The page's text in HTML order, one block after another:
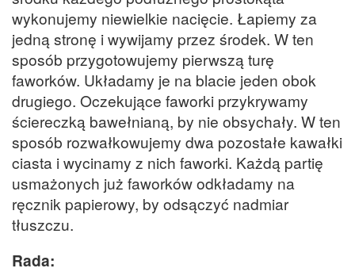
wykonujemy niewielkie nacięcie. Łapiemy za
jedną stronę i wywijamy przez środek. W ten
sposób przygotowujemy pierwszą turę
faworków. Układamy je na blacie jeden obok
drugiego. Oczekujące faworki przykrywamy
ściereczką bawełnianą, by nie obsychały. W ten
sposób rozwałkowujemy dwa pozostałe kawałki
ciasta i wycinamy z nich faworki. Każdą partię
usmażonych już faworków odkładamy na
ręcznik papierowy, by odsączyć nadmiar
tłuszczu.
Rada: